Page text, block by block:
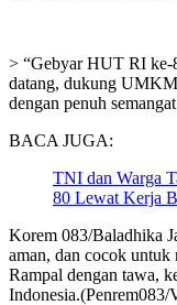
> “Gebyar HUT RI ke-
datang, dukung
dengan penuh
BACA JUGA:
TNI dan Warga
80 Lewat Kerja
Korem 083/Baladhika
aman, dan cocok untuk
Rampal dengan tawa,
Indonesia.(Penrem083/